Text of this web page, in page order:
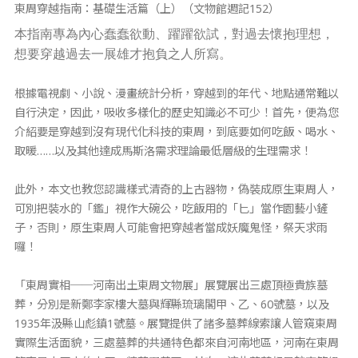
東周穿越指南：基礎生活篇（上）（文物館週記152）
本指南專為內心蠢蠢欲動、躍躍欲試，對過去懷抱理想，
想要穿越過去一展雄才抱負之人所寫。
根據電視劇、小說、漫畫統計分析，穿越到的年代、地點通常難以
自行決定，因此，吸收多樣化的歷史知識必不可少！首先，便為您
介紹要是穿越到沒有現代化科技的東周，到底要如何吃飯、喝水、
取暖……以及其他達成馬斯洛需求理論最低層級的生理需求！
此外，本文也教您認識樣式清奇的上古器物，偽裝成原生東周人，
可別把裝水的「鑑」視作大碗公，吃飯用的「匕」當作園藝小鏟
子，否則，原生東周人可能會把穿越者當成妖魔鬼怪，祭天求雨
囉！
「東周實相──河南出土東周文物展」展覽展出三處頂極貴族墓
葬，分別是新鄭李家樓大墓與輝縣琉璃閣甲、乙、60號墓，以及
1935年汲縣山彪鎮1號墓。展覽提供了諸多墓葬線索讓人管窺東周
實際生活面貌，三處墓葬的共通特色都來自河南地區，河南在東周